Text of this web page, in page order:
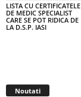
LISTA CU CERTIFICATELE
DE MEDIC SPECIALIST
CARE SE POT RIDICA DE
LA D.S.P. IASI
Noutati